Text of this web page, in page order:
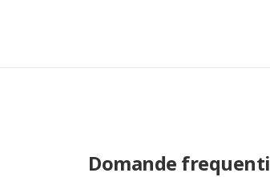
Domande frequenti